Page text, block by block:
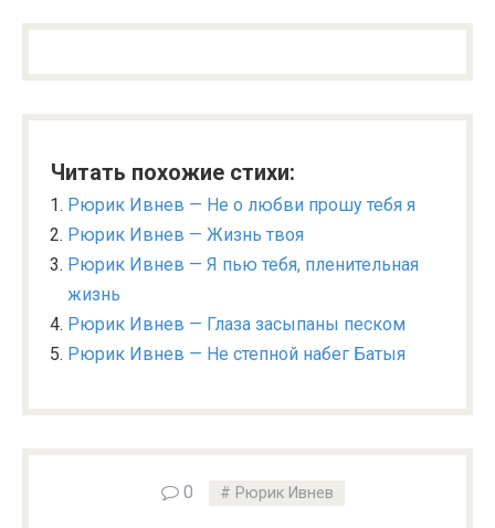
Читать похожие стихи:
Рюрик Ивнев — Не о любви прошу тебя я
Рюрик Ивнев — Жизнь твоя
Рюрик Ивнев — Я пью тебя, пленительная
жизнь
Рюрик Ивнев — Глаза засыпаны песком
Рюрик Ивнев — Не степной набег Батыя
0 Рюрик Ивнев